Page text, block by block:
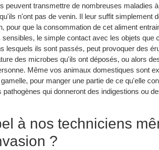
peuvent transmettre de nombreuses maladies
n'ont pas de venin. Il leur suffit simplement
pour que la consommation de cet aliment
le simple contact avec les objets que
lesquels ils sont passés, peut provoquer des
des microbes qu'ils ont déposés, ou alors
Même vos animaux domestiques sont
pour manger une partie de ce qu'elle
qui donneront des indigestions ou
à nos techniciens
?